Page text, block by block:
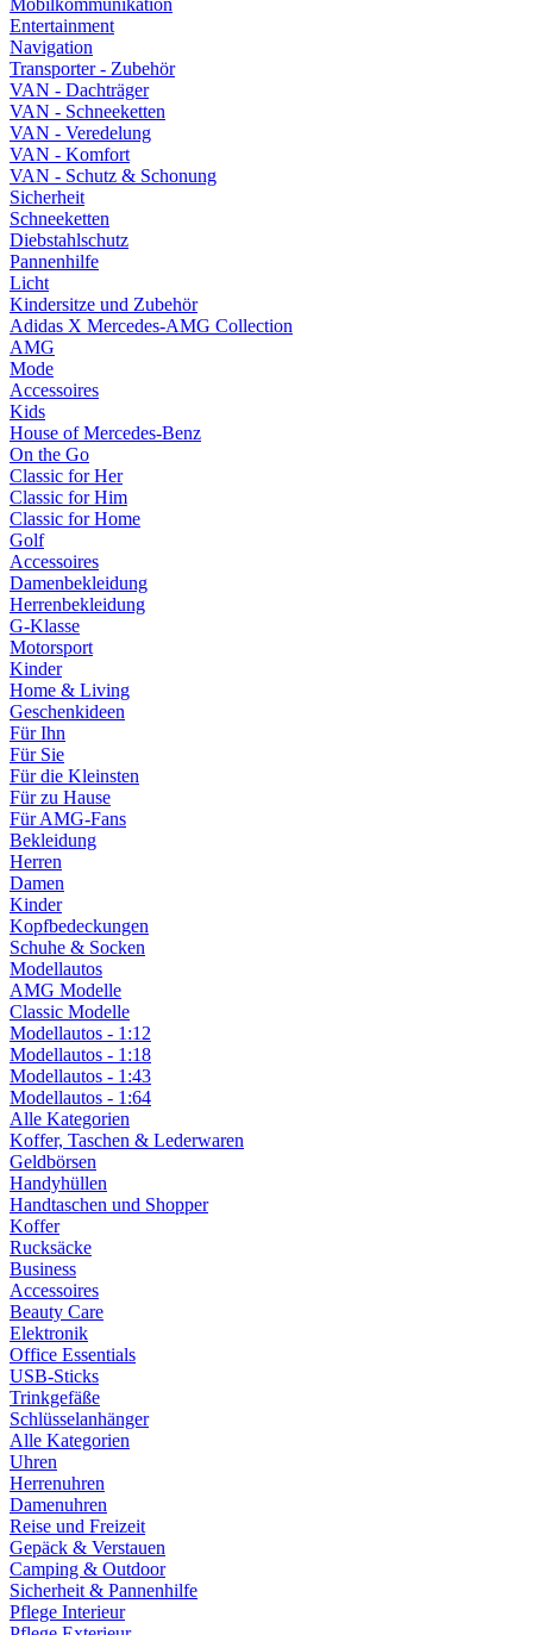
Mobilkommunikation
Entertainment
Navigation
Transporter - Zubehör
VAN - Dachträger
VAN - Schneeketten
VAN - Veredelung
VAN - Komfort
VAN - Schutz & Schonung
Sicherheit
Schneeketten
Diebstahlschutz
Pannenhilfe
Licht
Kindersitze und Zubehör
Adidas X Mercedes-AMG Collection
AMG
Mode
Accessoires
Kids
House of Mercedes-Benz
On the Go
Classic for Her
Classic for Him
Classic for Home
Golf
Accessoires
Damenbekleidung
Herrenbekleidung
G-Klasse
Motorsport
Kinder
Home & Living
Geschenkideen
Für Ihn
Für Sie
Für die Kleinsten
Für zu Hause
Für AMG-Fans
Bekleidung
Herren
Damen
Kinder
Kopfbedeckungen
Schuhe & Socken
Modellautos
AMG Modelle
Classic Modelle
Modellautos - 1:12
Modellautos - 1:18
Modellautos - 1:43
Modellautos - 1:64
Alle Kategorien
Koffer, Taschen & Lederwaren
Geldbörsen
Handyhüllen
Handtaschen und Shopper
Koffer
Rucksäcke
Business
Accessoires
Beauty Care
Elektronik
Office Essentials
USB-Sticks
Trinkgefäße
Schlüsselanhänger
Alle Kategorien
Uhren
Herrenuhren
Damenuhren
Reise und Freizeit
Gepäck & Verstauen
Camping & Outdoor
Sicherheit & Pannenhilfe
Pflege Interieur